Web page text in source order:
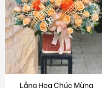
Lẵng Hoa Chúc Mừng